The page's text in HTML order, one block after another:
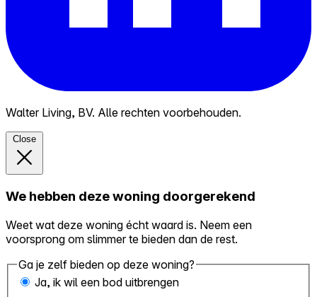
Walter Living, BV. Alle rechten voorbehouden.
Close
We hebben deze woning doorgerekend
Weet wat deze woning écht waard is. Neem een
voorsprong om slimmer te bieden dan de rest.
Ga je zelf bieden op deze woning?
Ja, ik wil een bod uitbrengen